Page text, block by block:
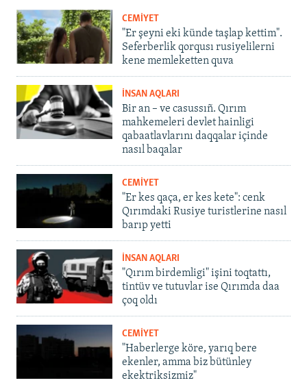
CEMİYET
"Er şeyni eki künde taşlap kettim".
Seferberlik qorqusı rusiyelilerni
kene memleketten quva
İNSAN AQLARI
Bir an – ve casussıñ. Qırım
mahkemeleri devlet hainligi
qabaatlavlarını daqqalar içinde
nasıl baqalar
CEMİYET
"Er kes qaça, er kes kete": cenk
Qırımdaki Rusiye turistlerine nasıl
barıp yetti
İNSAN AQLARI
"Qırım birdemligi" işini toqtattı,
tintüv ve tutuvlar ise Qırımda daa
çoq oldı
CEMİYET
"Haberlerge köre, yarıq bere
ekenler, amma biz bütünley
ekektriksizmiz"